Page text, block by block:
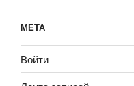
МЕТА
Войти